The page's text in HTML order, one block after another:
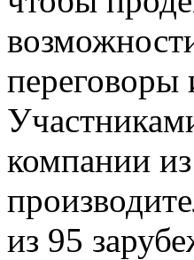
переговоры
компании
из 95